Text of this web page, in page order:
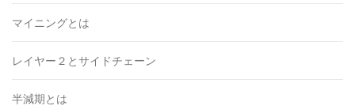
マイニングとは
レイヤー２とサイドチェーン
半減期とは